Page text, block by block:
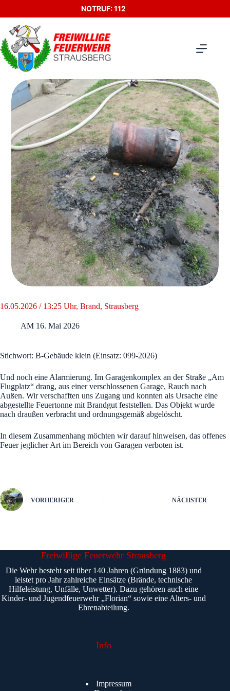
NOTRUF: 112
16.05.2026 / 13:25 Uhr, Brand, Strausberg
AM 16. Mai 2026
Stichwort: B-Gebäude klein (Einsatz: 099-2026)
Und noch eine Alarmierung. Im Garagenkomplex an der Straße „Am
Flugplatz“ drang, aus einer verschlossenen Garage, Rauch nach
Außen. Wir verschafften uns Zugang und konnten als Ursache eine
abgestellte Feuertonne mit Brandgut feststellen. Das Objekt wurde
nach draußen verbracht und ordnungsgemäß abgelöscht.
In diesem Zusammenhang möchten wir darauf hinweisen, das offenes
Feuer jeglicher Art im Bereich von Garagen verboten ist.
VORHERIGER NÄCHSTER
Freiwillige Feuerwehr Strausberg
Die Wehr besteht seit über 140 Jahren (Gründung 1883) und
leistet pro Jahr zahlreiche Einsätze (Brände, technische
Hilfeleistung, Unfälle, Unwetter). Dazu gehören auch eine
Kinder- und Jugendfeuerwehr „Florian“ sowie eine Alters- und
Ehrenabteilung.
Info
Impressum